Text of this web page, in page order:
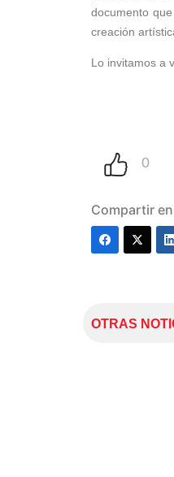
documento
creación
Lo invitamos a
Compartir
OTRAS